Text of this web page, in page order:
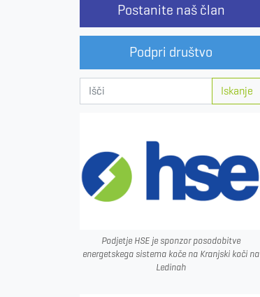
Postanite naš član
Podpri društvo
Iskanje
Podjetje HSE je sponzor posodobitve
energetskega sistema koče na Kranjski koči na
Ledinah